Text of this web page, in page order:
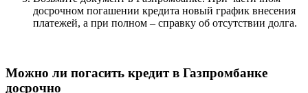
досрочном погашении кредита новый график внесения
платежей, а при полном – справку об отсутствии долга.
Можно ли погасить кредит в Газпромбанке
досрочно